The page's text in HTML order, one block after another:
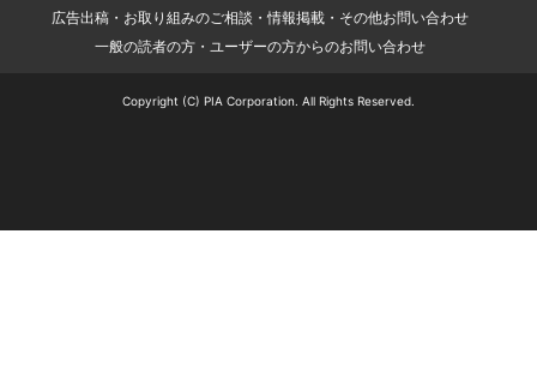
広告出稿・お取り組みのご相談・情報掲載・その他お問い合わせ
一般の読者の方・ユーザーの方からのお問い合わせ
Copyright (C) PIA Corporation. All Rights Reserved.